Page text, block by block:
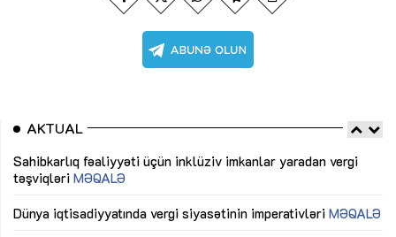
AKTUAL
Sahibkarlıq fəaliyyəti üçün inklüziv imkanlar yaradan vergi
təşviqləri MƏQALƏ
Dünya iqtisadiyyatında vergi siyasətinin imperativləri MƏQALƏ